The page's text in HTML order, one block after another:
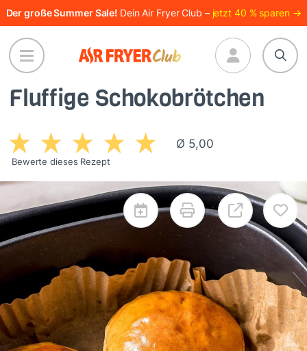
Direkt
zum
Inhalt
Der große Summer Sale! Dein Air Fryer Club – jetzt 40 % sparen →
Fluffige Schokobrötchen
Ø 5,00
Bewerte dieses Rezept